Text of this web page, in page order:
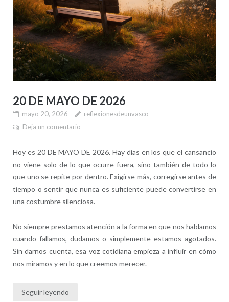
20 DE MAYO DE 2026
mayo 20, 2026
reflexionesdeunvasco
Deja un comentario
Hoy es 20 DE MAYO DE 2026. Hay días en los que el cansancio
no viene solo de lo que ocurre fuera, sino también de todo lo
que uno se repite por dentro. Exigirse más, corregirse antes de
tiempo o sentir que nunca es suficiente puede convertirse en
una costumbre silenciosa.
No siempre prestamos atención a la forma en que nos hablamos
cuando fallamos, dudamos o simplemente estamos agotados.
Sin darnos cuenta, esa voz cotidiana empieza a influir en cómo
nos miramos y en lo que creemos merecer.
Seguir leyendo